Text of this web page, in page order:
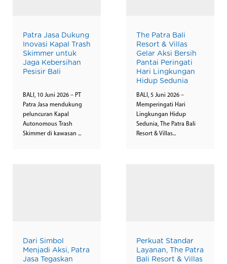
Patra Jasa Dukung
Inovasi Kapal Trash
Skimmer untuk
Jaga Kebersihan
Pesisir Bali
BALI, 10 Juni 2026 – PT
Patra Jasa mendukung
peluncuran Kapal
Autonomous Trash
Skimmer di kawasan ...
The Patra Bali
Resort & Villas
Gelar Aksi Bersih
Pantai Peringati
Hari Lingkungan
Hidup Sedunia
BALI, 5 Juni 2026 –
Memperingati Hari
Lingkungan Hidup
Sedunia, The Patra Bali
Resort & Villas...
Dari Simbol
Menjadi Aksi, Patra
Jasa Tegaskan
Perkuat Standar
Layanan, The Patra
Bali Resort & Villas